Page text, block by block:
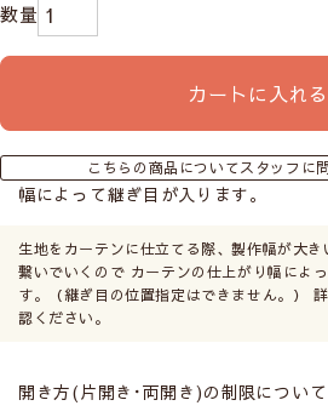
カートに入れる
こちらの商品についてスタッフに
幅によって継ぎ目が入ります。
生地をカーテンに仕立てる際、製作幅が大
繋いでいくので カーテンの仕上がり幅によ
す。（継ぎ目の位置指定はできません。）
認ください。
開き方(片開き･両開き)の制限について